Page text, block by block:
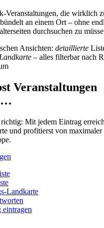
Veranstaltungen, die wirklich
an einem Ort – ohne
durchsuchen zu
Ansichten: detaillierte
Landkarte – alles filterbar nach
Veranstaltungen
…
Mit jedem Eintrag
und profitierst von
Landkarte
eintragen